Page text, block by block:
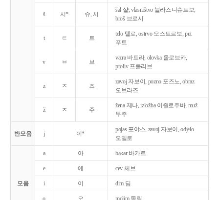
š 시* 슈, 시
šal 샬, vlasništvo 블라스니슈트보,
broš 브로시
t ㅌ 트
telo 텔로, ostrvo 오스트르보, put
푸트
v ㅂ 브
vatra 바트라, olovka 올로브카,
proliv 프롤리브
z ㅈ 즈
zavoj 자보이, pozno 포즈노, obraz
오브라즈
ž ㅈ 주
žena 제나, izložba 이즐로주바, muž
무주
반모음 j 이*
pojas 포야스, zavoj 자보이, odjelo
오델로
모음
a 아 bakar 바카르
e 에 cev 체브
i 이 dim 딤
o 오 molim 몰림